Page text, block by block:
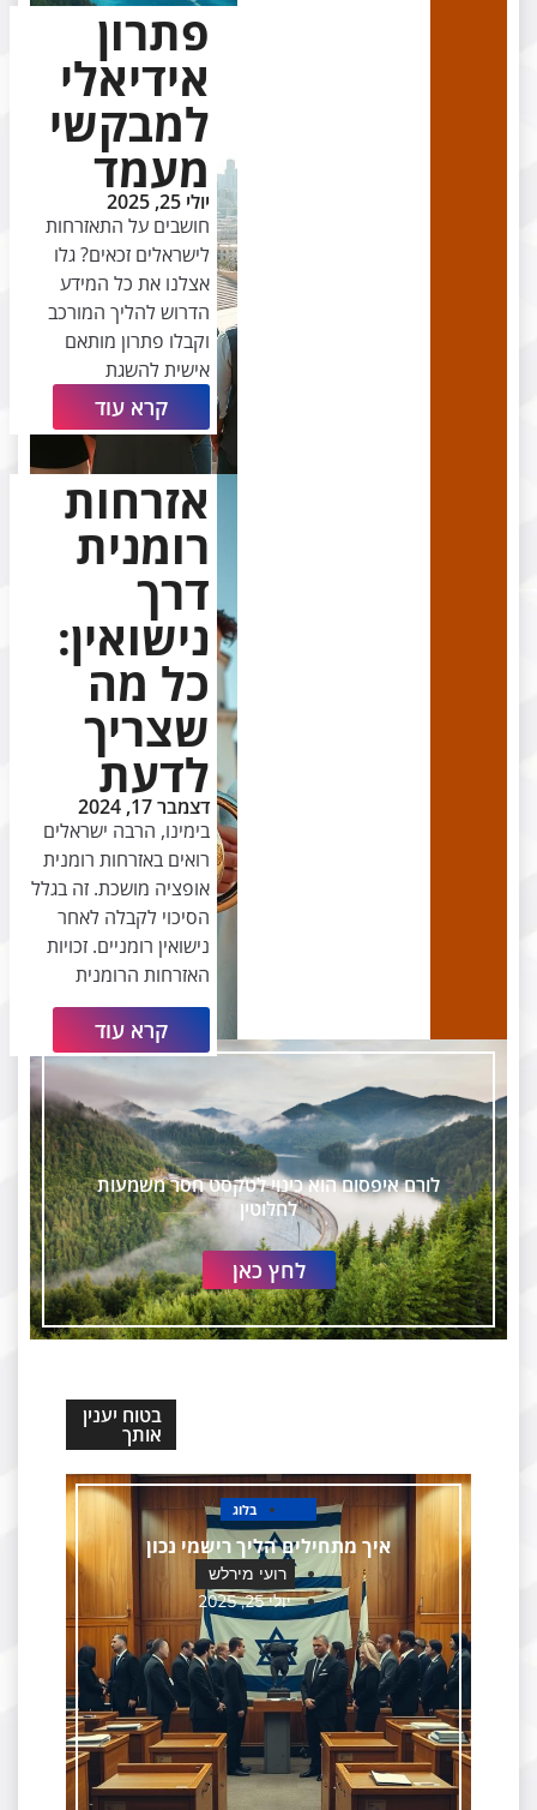
פתרון
אידיאלי
למבקשי
מעמד
יולי 25, 2025
חושבים על התאזרחות
לישראלים זכאים? גלו
אצלנו את כל המידע
הדרוש להליך המורכב
וקבלו פתרון מותאם
אישית להשגת
קרא עוד
אזרחות
רומנית
דרך
נישואין:
כל מה
שצריך
לדעת
דצמבר 17, 2024
בימינו, הרבה ישראלים
רואים באזרחות רומנית
אופציה מושכת. זה בגלל
הסיכוי לקבלה לאחר
נישואין רומניים. זכויות
האזרחות הרומנית
קרא עוד
לורם איפסום הוא כינוי לטקסט חסר משמעות
לחלוטין
לחץ כאן
בטוח יענין
בלוג
איך מתחילים הליך רישמי נכון
רועי מירלש
יולי 25, 2025